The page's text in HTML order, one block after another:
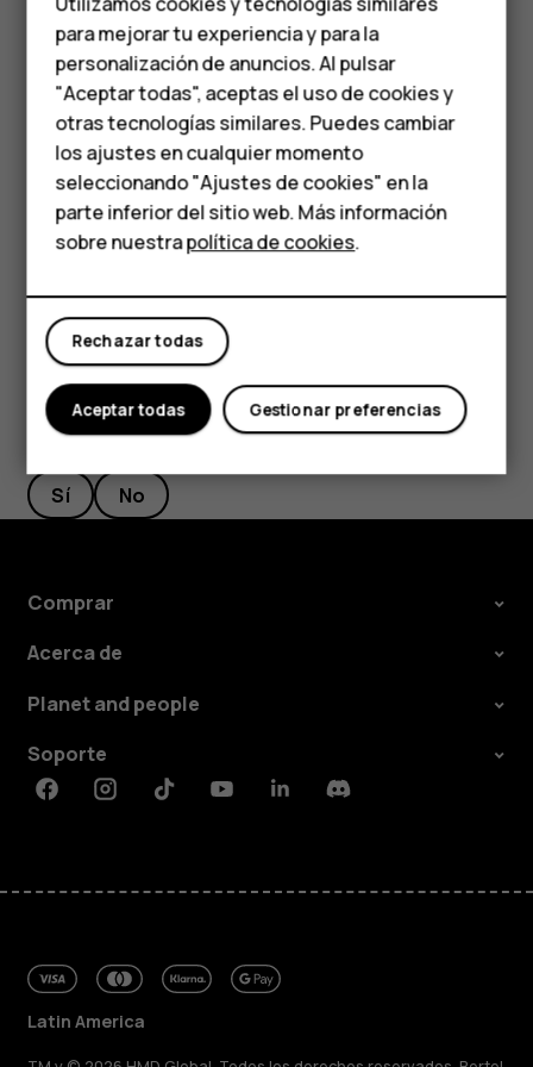
media
Teléfonos para
personas mayores
HMD Terra M
Comprar
Mi cuenta
Renombrar una tarjeta SIM
Presione la tarjeta SIM que desea renombrar y escriba el
nombre que quiera.
Seleccionar qué tarjeta SIM usar para llamadas o
conexión de datos
SIM preferida para, presione la configuración que
¿Te ha parecido útil?
Sí No
Comprar
Acerca de
Planet and people
Soporte
FacebookInstagramTiktokYoutubeLinkedinDiscord
Latin America
para mejorar tu experiencia y para la
personalización de anuncios. Al pulsar
"Aceptar todas", aceptas el uso de cookies y
otras tecnologías similares. Puedes cambiar
los ajustes en cualquier momento
seleccionando "Ajustes de cookies" en la
parte inferior del sitio web. Más información
sobre nuestrapolítica de cookies.
Rechazar todas
Gestionar preferencias
Aceptar todas